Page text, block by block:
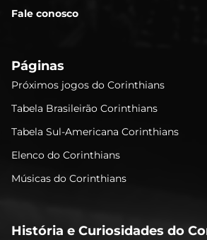
Fale conosco
Páginas
Próximos jogos do Corinthians
Tabela Brasileirão Corinthians
Tabela Sul-Americana Corinthians
Elenco do Corinthians
Músicas do Corinthians
História e Curiosidades do